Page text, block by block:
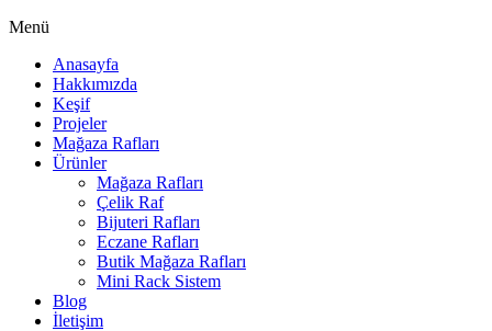
Menü
Anasayfa
Hakkımızda
Keşif
Projeler
Mağaza Rafları
Ürünler
Mağaza Rafları
Çelik Raf
Bijuteri Rafları
Eczane Rafları
Butik Mağaza Rafları
Mini Rack Sistem
Blog
İletişim